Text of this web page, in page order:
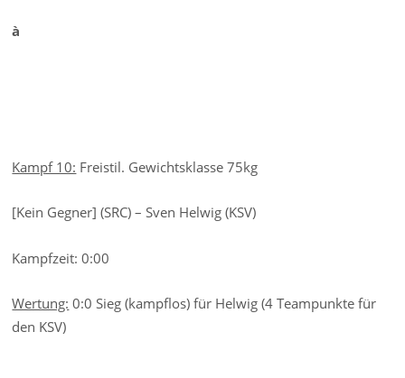
à
Kampf 10: Freistil. Gewichtsklasse 75kg
[Kein Gegner] (SRC) – Sven Helwig (KSV)
Kampfzeit: 0:00
Wertung: 0:0 Sieg (kampflos) für Helwig (4 Teampunkte für
den KSV)